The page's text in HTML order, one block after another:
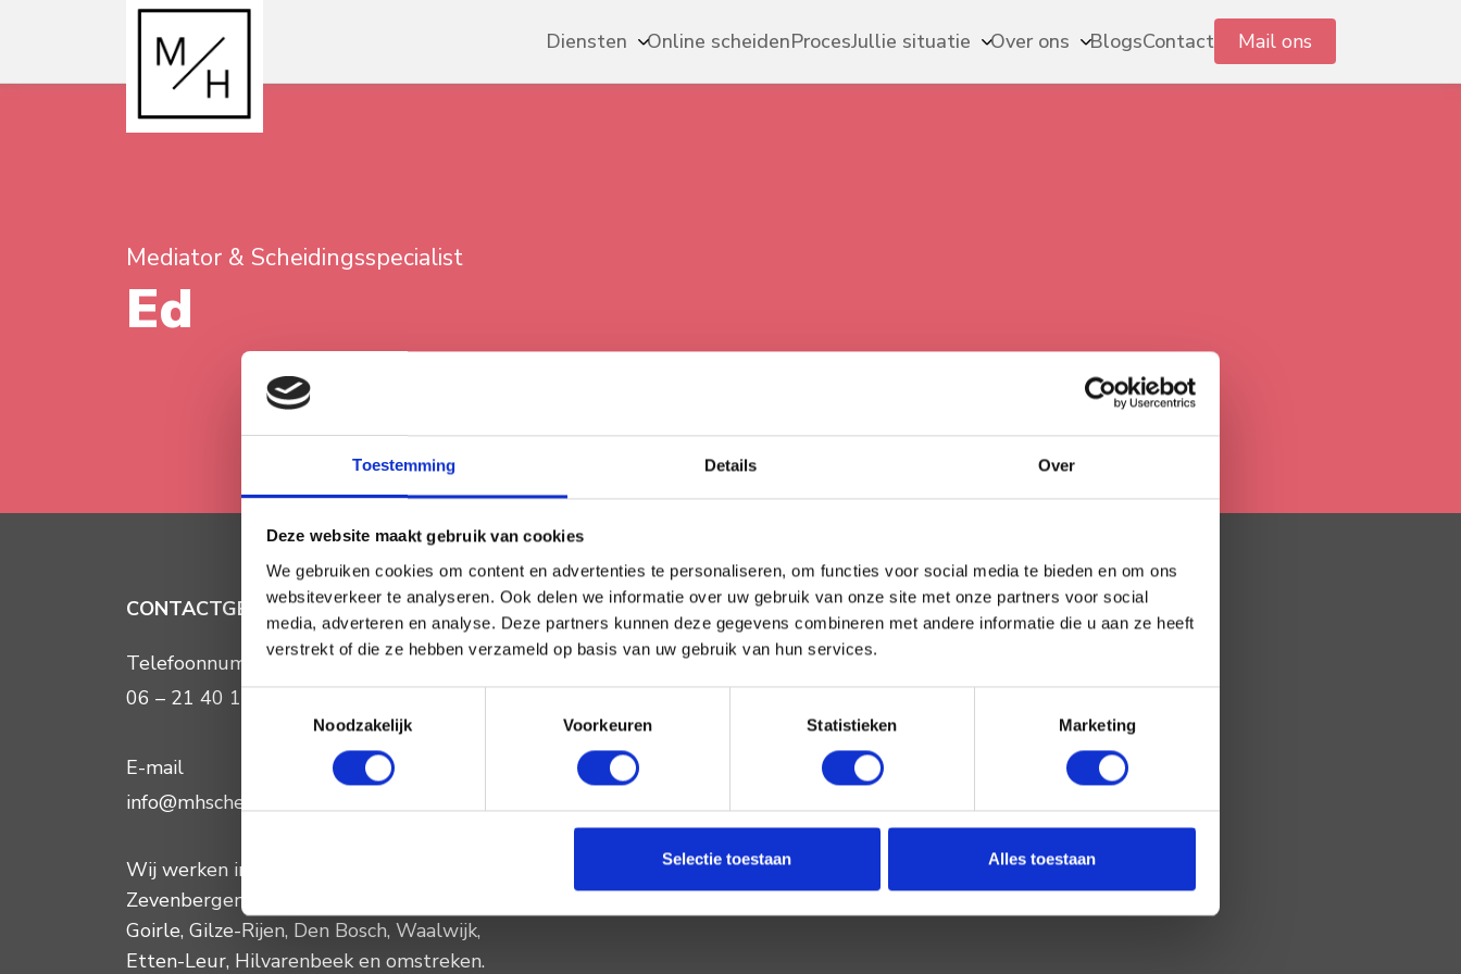
Toestemming Details Over
Deze website maakt gebruik van cookies
We gebruiken cookies om content en advertenties te personaliseren, om functies voor social media te bieden en om ons
websiteverkeer te analyseren. Ook delen we informatie over uw gebruik van onze site met onze partners voor social
media, adverteren en analyse. Deze partners kunnen deze gegevens combineren met andere informatie die u aan ze heeft
verstrekt of die ze hebben verzameld op basis van uw gebruik van hun services.
Noodzakelijk
Voorkeuren Statistieken Marketing
Selectie toestaan Alles toestaan
Diensten Online scheidenProcesJullie situatie Over ons BlogsContact Mail ons
Mediator & Scheidingsspecialist
Ed
CONTACTGEGEVENS
Telefoonnummer:
06 – 21 40 12 13
E-mail
info@mhscheiden.nl
Wij werken in
Zevenbergen
Goirle, Gilze-Rijen, Den Bosch, Waalwijk,
Etten-Leur, Hilvarenbeeken omstreken.
BEREIKBAARHEID
Telefonisch:
Di: 09:00 – 20:00 uur
Wo: 09:00 – 20:00 uur
Vr: 09:00 – 20:00 uur
Za: 10:00 – 17:00 uur
BEDRIJFSGEGEVENS